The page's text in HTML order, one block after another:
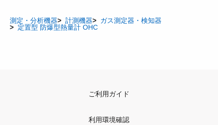
測定・分析機器 計測機器
ガス測定器・検知器
定置型 防爆型熱量計 OHC
ご利用ガイド
利用環境確認